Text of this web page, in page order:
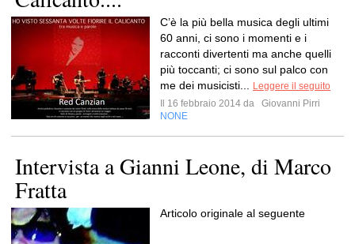
C’è la più bella musica degli ultimi
60 anni, ci sono i momenti e i
racconti divertenti ma anche quelli
più toccanti; ci sono sul palco con
me dei musicisti...
Leggere il seguito
Il 16 febbraio 2014 da
Giovanni Pirri
NONE
Intervista a Gianni Leone, di Marco
Fratta
Articolo originale al seguente